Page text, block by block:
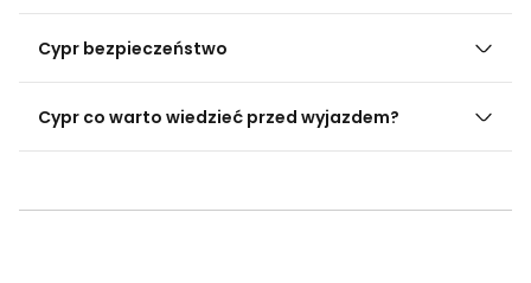
Cypr bezpieczeństwo
Cypr co warto wiedzieć przed wyjazdem?